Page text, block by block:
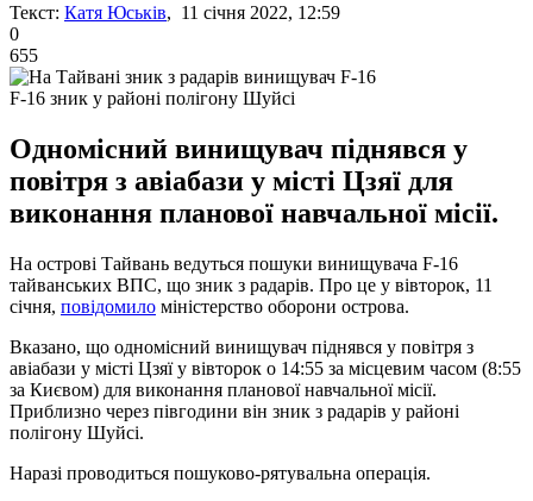
Текст: Катя Юськів, 11 січня 2022, 12:59
0
655
F-16 зник у районі полігону Шуйсі
Одномісний винищувач піднявся у
повітря з авіабази у місті Цзяї для
виконання планової навчальної місії.
На острові Тайвань ведуться пошуки винищувача F-16
тайванських ВПС, що зник з радарів. Про це у вівторок, 11
січня, повідомило міністерство оборони острова.
Вказано, що одномісний винищувач піднявся у повітря з
авіабази у місті Цзяї у вівторок о 14:55 за місцевим часом (8:55
за Києвом) для виконання планової навчальної місії.
Приблизно через півгодини він зник з радарів у районі
полігону Шуйсі.
Наразі проводиться пошуково-рятувальна операція.